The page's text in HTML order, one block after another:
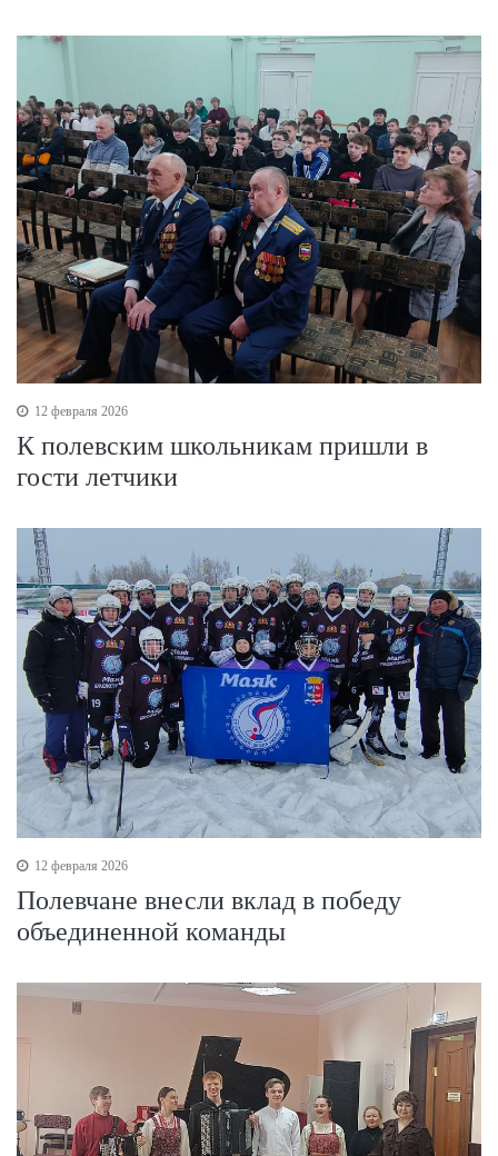
12 февраля 2026
К полевским школьникам пришли в
гости летчики
12 февраля 2026
Полевчане внесли вклад в победу
объединенной команды